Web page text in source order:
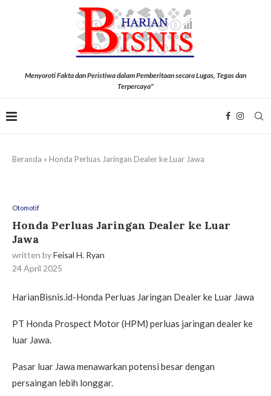
Menyoroti Fakta dan Peristiwa dalam Pemberitaan secara Lugas, Tegas dan
Terpercaya"
Beranda » Honda Perluas Jaringan Dealer ke Luar Jawa
Otomotif
Honda Perluas Jaringan Dealer ke Luar
Jawa
written byFeisal H. Ryan
24 April 2025
HarianBisnis.id-Honda Perluas Jaringan Dealer ke Luar Jawa
PT Honda Prospect Motor (HPM) perluas jaringan dealer ke
luar Jawa.
Pasar luar Jawa menawarkan potensi besar dengan
persaingan lebih longgar.